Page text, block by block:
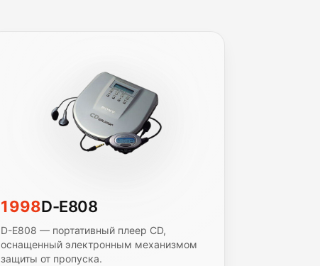
1998D-E808
D-E808 — портативный плеер CD,
оснащенный электронным механизмом
защиты от пропуска.